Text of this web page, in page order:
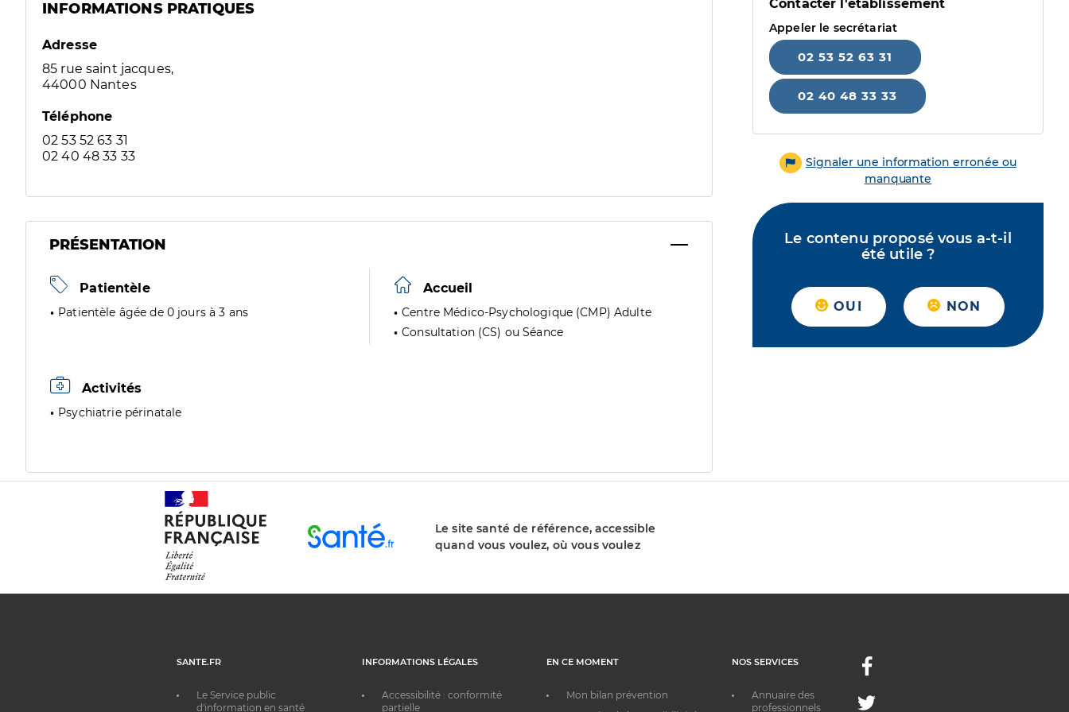
INFORMATIONS PRATIQUES
Adresse
85 rue saint jacques,
44000 Nantes
Téléphone
02 53 52 63 31
02 40 48 33 33
PRÉSENTATION
Patientèle
Patientèle âgée de 0 jours à 3 ans
Accueil
Centre Médico-Psychologique (CMP) Adulte
Consultation (CS) ou Séance
Activités
Psychiatrie périnatale
Contacter l'établissement
Appeler le secrétariat
02 53 52 63 31
02 40 48 33 33
Signaler une information erronée ou
manquante
Le contenu proposé vous a-t-il
été utile ?
OUI NON
Le site santé de référence, accessible
quand vous voulez, où vous voulez
SANTE.FR
Le Service public
d'information en santé
INFORMATIONS LÉGALES
Accessibilité : conformité
partielle
EN CE MOMENT
Mon bilan prévention
NOS SERVICES
Annuaire des
professionnels
Facebook
Twitter